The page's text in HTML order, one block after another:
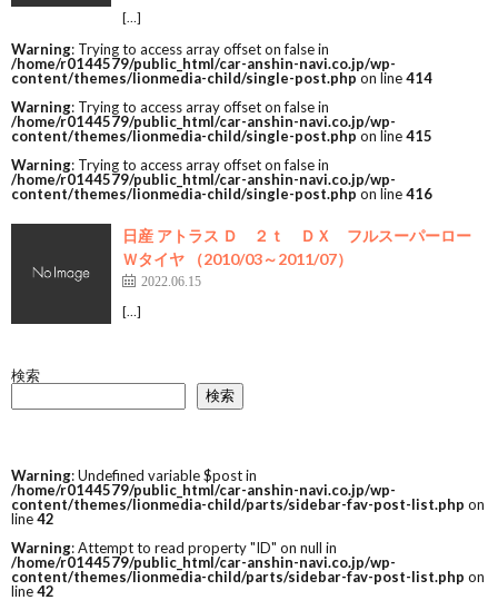
[…]
Warning: Trying to access array offset on false in
/home/r0144579/public_html/car-anshin-navi.co.jp/wp-
content/themes/lionmedia-child/single-post.php on line414
Warning: Trying to access array offset on false in
/home/r0144579/public_html/car-anshin-navi.co.jp/wp-
content/themes/lionmedia-child/single-post.php on line415
Warning: Trying to access array offset on false in
/home/r0144579/public_html/car-anshin-navi.co.jp/wp-
content/themes/lionmedia-child/single-post.php on line416
日産 アトラス Ｄ ２ｔ ＤＸ フルスーパーロー
Ｗタイヤ （2010/03～2011/07）
2022.06.15
[…]
検索
検索
Warning: Undefined variable $post in
/home/r0144579/public_html/car-anshin-navi.co.jp/wp-
content/themes/lionmedia-child/parts/sidebar-fav-post-list.php on
line42
Warning: Attempt to read property "ID" on null in
/home/r0144579/public_html/car-anshin-navi.co.jp/wp-
content/themes/lionmedia-child/parts/sidebar-fav-post-list.php on
line42